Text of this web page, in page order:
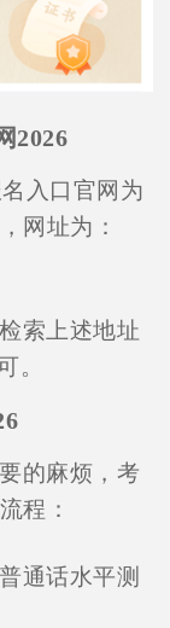
2026
入口官网为
，网址为：
索上述地址
。
的麻烦，考
程：
通话水平测